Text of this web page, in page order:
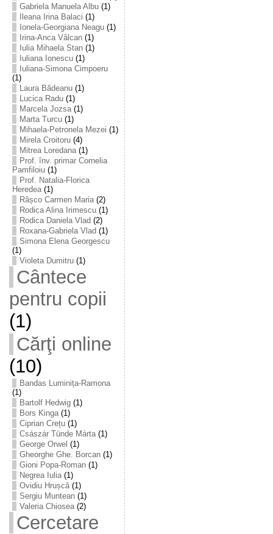
Gabriela Manuela Albu(1)
Ileana Irina Balaci (1)
Ionela-Georgiana Neagu(1)
Irina-Anca Vâlcan(1)
Iulia Mihaela Stan(1)
Iuliana Ionescu(1)
Iuliana-Simona Cimpoeru
(1)
Laura Bădeanu(1)
Lucica Radu(1)
Marcela Jozsa(1)
Marta Turcu(1)
Mihaela-Petronela Mezei (1)
Mirela Croitoru(4)
Mitrea Loredana(1)
Prof. înv. primar Cornelia
Pamfiloiu(1)
Prof. Natalia-Florica
Heredea(1)
Râșco Carmen Maria(2)
Rodica Alina Irimescu(1)
Rodica Daniela Vlad (2)
Roxana-Gabriela Vlad (1)
Simona Elena Georgescu
(1)
Violeta Dumitru(1)
Cântece
pentru copii
(1)
Cărţi online
(10)
Bandas Luminița-Ramona
(1)
Bartolf Hedwig(1)
Bors Kinga(1)
Ciprian Crețu(1)
Császár Tünde Márta(1)
George Orwel (1)
Gheorghe Ghe. Borcan(1)
Gioni Popa-Roman(1)
Negrea Iulia(1)
Ovidiu Hrușcă(1)
Sergiu Muntean(1)
Valeria Chiosea(2)
Cercetare